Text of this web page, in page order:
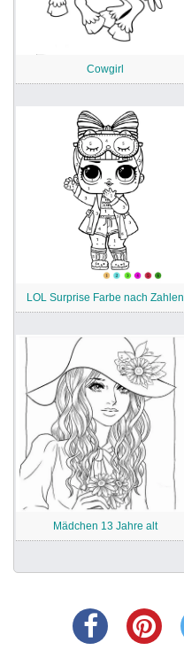
Cowgirl
LOL Surprise Farbe nach Zahlen
Mädchen 13 Jahre alt